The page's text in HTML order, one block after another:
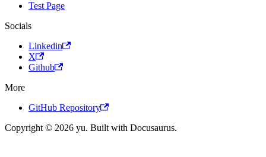
Test Page
Socials
Linkedin
X
Github
More
GitHub Repository
Copyright © 2026 yu. Built with Docusaurus.